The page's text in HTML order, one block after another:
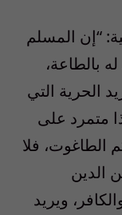
“إن المسلم
بالطاعة،
الحرية التي
متمرد على
الطاغوت، فلا
الدين
ويريد